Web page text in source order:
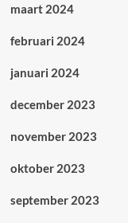
maart 2024
februari 2024
januari 2024
december 2023
november 2023
oktober 2023
september 2023